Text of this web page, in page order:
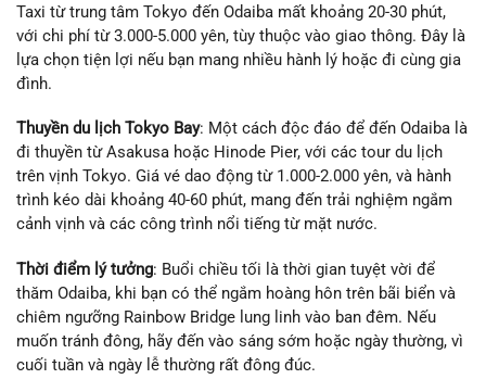
Taxi từ trung tâm Tokyo đến Odaiba mất khoảng 20-30 phút,
với chi phí từ 3.000-5.000 yên, tùy thuộc vào giao thông. Đây là
lựa chọn tiện lợi nếu bạn mang nhiều hành lý hoặc đi cùng gia
đình.
Thuyền du lịch Tokyo Bay: Một cách độc đáo để đến Odaiba là
đi thuyền từ Asakusa hoặc Hinode Pier, với các tour du lịch
trên vịnh Tokyo. Giá vé dao động từ 1.000-2.000 yên, và hành
trình kéo dài khoảng 40-60 phút, mang đến trải nghiệm ngắm
cảnh vịnh và các công trình nổi tiếng từ mặt nước.
Thời điểm lý tưởng: Buổi chiều tối là thời gian tuyệt vời để
thăm Odaiba, khi bạn có thể ngắm hoàng hôn trên bãi biển và
chiêm ngưỡng Rainbow Bridge lung linh vào ban đêm. Nếu
muốn tránh đông, hãy đến vào sáng sớm hoặc ngày thường, vì
cuối tuần và ngày lễ thường rất đông đúc.